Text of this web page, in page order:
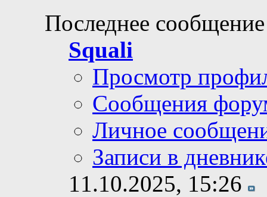
Последнее
Squali
Просмотр
Сообщения
Личное
Записи в
11.10.2025, 15:26